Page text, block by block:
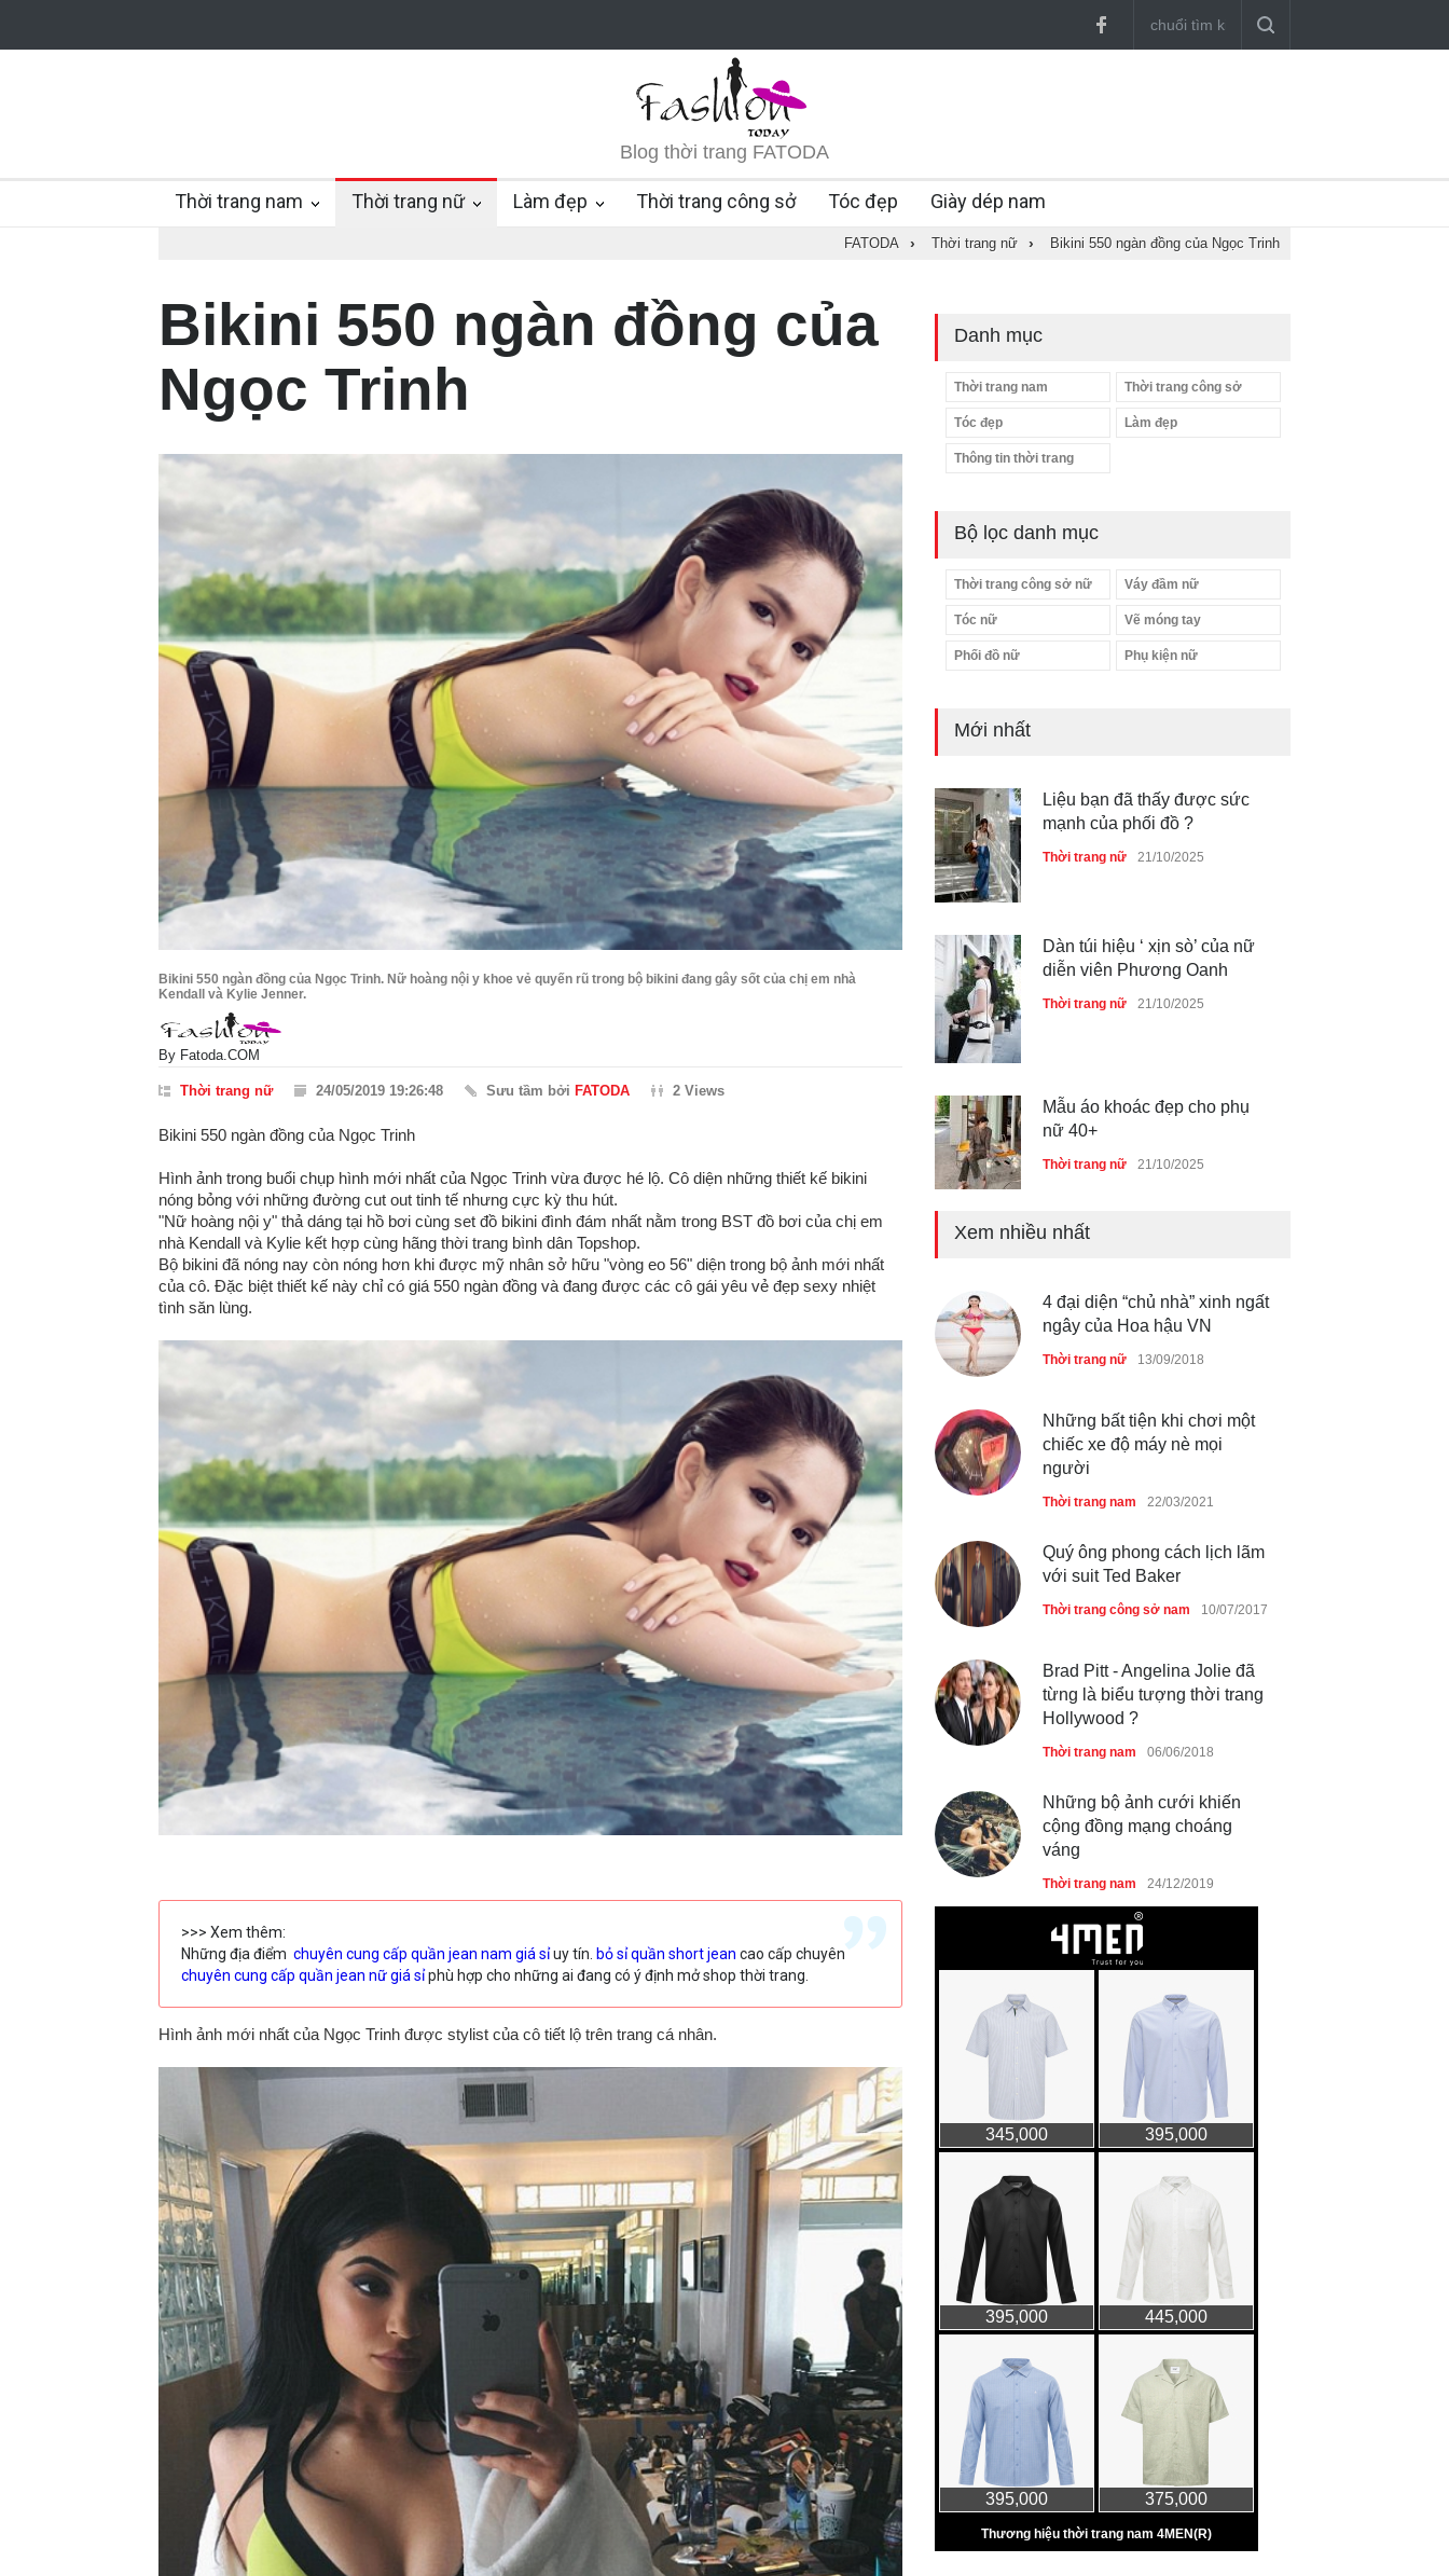
Blog thời trang FATODA
Thời trang nam Thời trang nữ Làm đẹp Thời trang công sở Tóc đẹp Giày dép nam
FATODA › Thời trang nữ › Bikini 550 ngàn đồng của Ngọc Trinh
Bikini 550 ngàn đồng của
Ngọc Trinh
Bikini 550 ngàn đồng của Ngọc Trinh. Nữ hoàng nội y khoe vẻ quyến rũ trong bộ bikini đang gây sốt của chị em nhà
Kendall và Kylie Jenner.
By Fatoda.COM
Thời trang nữ 24/05/2019 19:26:48 Sưu tầm bởi FATODA 2 Views
Bikini 550 ngàn đồng của Ngọc Trinh
Hình ảnh trong buổi chụp hình mới nhất của Ngọc Trinh vừa được hé lộ. Cô diện những thiết kế bikini
nóng bỏng với những đường cut out tinh tế nhưng cực kỳ thu hút.
"Nữ hoàng nội y" thả dáng tại hồ bơi cùng set đồ bikini đình đám nhất nằm trong BST đồ bơi của chị em
nhà Kendall và Kylie kết hợp cùng hãng thời trang bình dân Topshop.
Bộ bikini đã nóng nay còn nóng hơn khi được mỹ nhân sở hữu "vòng eo 56" diện trong bộ ảnh mới nhất
của cô. Đặc biệt thiết kế này chỉ có giá 550 ngàn đồng và đang được các cô gái yêu vẻ đẹp sexy nhiệt
tình săn lùng.
>>> Xem thêm:
Những địa điểm chuyên cung cấp quần jean nam giá sỉuy tín. bỏ sỉ quần short jean cao cấp chuyên
chuyên cung cấp quần jean nữ giá sỉphù hợp cho những ai đang có ý định mở shop thời trang.
Hình ảnh mới nhất của Ngọc Trinh được stylist của cô tiết lộ trên trang cá nhân.
Danh mục
Thời trang nam Thời trang công sở
Tóc đẹp Làm đẹp
Thông tin thời trang
Bộ lọc danh mục
Thời trang công sở nữ Váy đầm nữ
Tóc nữ Vẽ móng tay
Phối đồ nữ Phụ kiện nữ
Mới nhất
Liệu bạn đã thấy được sức
mạnh của phối đồ ?
Thời trang nữ 21/10/2025
Dàn túi hiệu ‘ xịn sò’ của nữ
diễn viên Phương Oanh
Thời trang nữ 21/10/2025
Mẫu áo khoác đẹp cho phụ
nữ 40+
Thời trang nữ 21/10/2025
Chiếc áo dài cưới của Hoa
Thời trang nữ 21/10/2025
sáng tạo mới của giới trẻ
Thời trang nữ 21/10/2025
Xem nhiều nhất
4 đại diện “chủ nhà” xinh ngất
ngây của Hoa hậu VN
Thời trang nữ 13/09/2018
Những bất tiện khi chơi một
chiếc xe độ máy nè mọi
người
Thời trang nam 22/03/2021
Quý ông phong cách lịch lãm
với suit Ted Baker
Thời trang công sở nam 10/07/2017
Brad Pitt - Angelina Jolie đã
từng là biểu tượng thời trang
Hollywood ?
Thời trang nam 06/06/2018
Những bộ ảnh cưới khiến
cộng đồng mạng choáng
váng
Thời trang nam 24/12/2019